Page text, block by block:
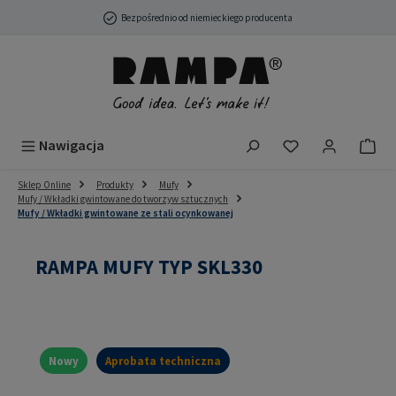
Przejdź do głównej zawartościBezpośrednio od niemieckiego producenta
Nawigacja Masz 0
Sklep Online Produkty
Mufy
Mufy / Wkładki gwintowane do tworzyw sztucznych
Mufy / Wkładki gwintowane ze stali ocynkowanej
RAMPA MUFY TYP SKL330
Nowy Aprobata techniczna